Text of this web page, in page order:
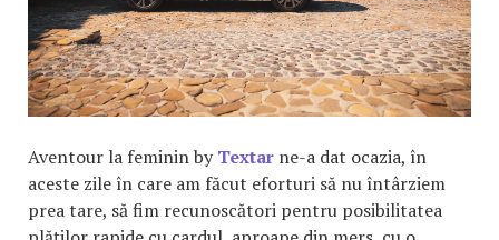
Aventour la feminin byTextar ne-a dat ocazia, în
aceste zile în care am făcut eforturi să nu întârziem
prea tare, să fim recunoscători pentru posibilitatea